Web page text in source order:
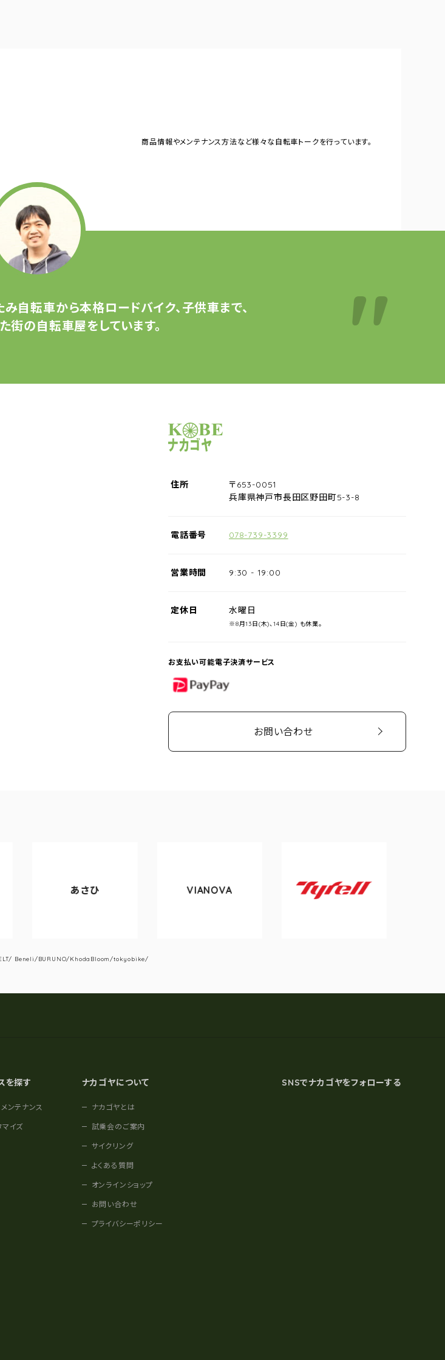
商品情報やメンテナンス方法など様々な自転車トークを行っています。
み自転車から本格ロードバイク、子供車まで、
街の自転車屋をしています。
サイクルショップナカゴヤ
住所
〒653-0051
兵庫県神戸市長田区野田町5-3-8
電話番号 078-739-3399
営業時間 9:30 - 19:00
定休日 水曜日
※8月13日(木)、14日(金) も休業。
お支払い可能電子決済サービス
PayPay
お問い合わせ
Tyrell
Beneli/BURUNO/KhodaBloom/tokyobike/
を探す
ンテナンス
マイズ
ナカゴヤについて
ナカゴヤとは
試乗会のご案内
サイクリング
よくある質問
オンラインショップ
お問い合わせ
プライバシーポリシー
SNSでナカゴヤをフォローする